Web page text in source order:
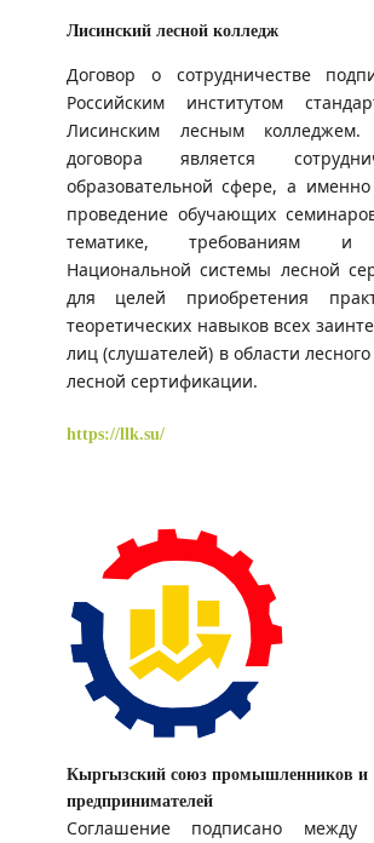
Лисинский лесной колледж
Договор о сотрудничестве
Российским институтом
Лисинским лесным колледжем.
договора является
образовательной сфере, а именно
проведение обучающих
тематике, требованиям и
Национальной системы лесной
для целей приобретения
теоретических навыков всех
лиц (слушателей) в области
лесной сертификации.
https://llk.su/
Кыргызский союз промышленников и
предпринимателей
Соглашение подписано между